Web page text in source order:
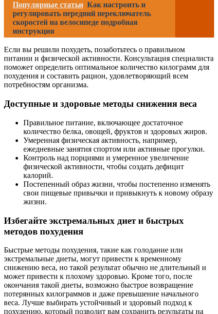
Популярные статьи Как настроить и
регулировать передний переключатель
скоростей на велосипеде подробная
инструкция
Если вы решили похудеть, позаботьтесь о правильном
питании и физической активности. Консультация специалиста
поможет определить оптимальное количество килограмм для
похудения и составить рацион, удовлетворяющий всем
потребностям организма.
Доступные и здоровые методы снижения веса
Правильное питание, включающее достаточное
количество белка, овощей, фруктов и здоровых жиров.
Умеренная физическая активность, например,
ежедневные занятия спортом или активные прогулки.
Контроль над порциями и умеренное увеличение
физической активности, чтобы создать дефицит
калорий.
Постепенный образ жизни, чтобы постепенно изменять
свои пищевые привычки и привыкнуть к новому образу
жизни.
Избегайте экстремальных диет и быстрых
методов похудения
Быстрые методы похудения, такие как голодание или
экстремальные диеты, могут привести к временному
снижению веса, но такой результат обычно не длительный и
может привести к плохому здоровью. Кроме того, после
окончания такой диеты, возможно быстрое возвращение
потерянных килограммов и даже превышение начального
веса. Лучше выбирать устойчивый и здоровый подход к
похудению, который позволит вам сохранить результаты на